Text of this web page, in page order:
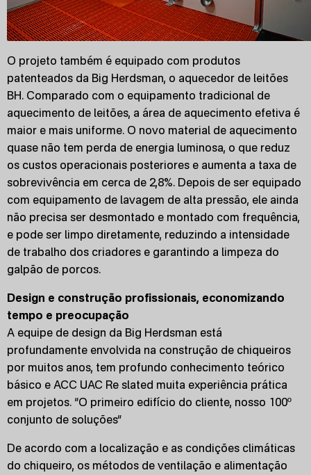
O projeto também é equipado com produtos
patenteados da Big Herdsman, o aquecedor de leitões
BH. Comparado com o equipamento tradicional de
aquecimento de leitões, a área de aquecimento efetiva é
maior e mais uniforme. O novo material de aquecimento
quase não tem perda de energia luminosa, o que reduz
os custos operacionais posteriores e aumenta a taxa de
sobrevivência em cerca de 2,8%. Depois de ser equipado
com equipamento de lavagem de alta pressão, ele ainda
não precisa ser desmontado e montado com frequência,
e pode ser limpo diretamente, reduzindo a intensidade
de trabalho dos criadores e garantindo a limpeza do
galpão de porcos.
Design e construção profissionais, economizando
tempo e preocupação
A equipe de design da Big Herdsman está
profundamente envolvida na construção de chiqueiros
por muitos anos, tem profundo conhecimento teórico
básico e ACC UAC Re slated muita experiência prática
em projetos. “O primeiro edifício do cliente, nosso 100º
conjunto de soluções”
De acordo com a localização e as condições climáticas
do chiqueiro, os métodos de ventilação e alimentação